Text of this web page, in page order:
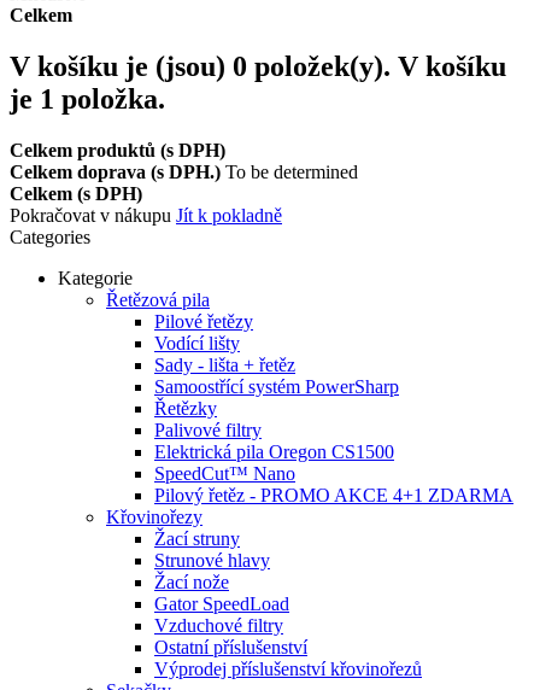
Celkem
V košíku je (jsou) 0 položek(y). V košíku
je 1 položka.
Celkem produktů (s DPH)
Celkem doprava (s DPH.) To be determined
Celkem (s DPH)
Pokračovat v nákupu Jít k pokladně
Categories
Kategorie
Řetězová pila
Pilové řetězy
Vodící lišty
Sady - lišta + řetěz
Samoostřící systém PowerSharp
Řetězky
Palivové filtry
Elektrická pila Oregon CS1500
SpeedCut™ Nano
Pilový řetěz - PROMO AKCE 4+1 ZDARMA
Křovinořezy
Žací struny
Strunové hlavy
Žací nože
Gator SpeedLoad
Vzduchové filtry
Ostatní příslušenství
Výprodej příslušenství křovinořezů